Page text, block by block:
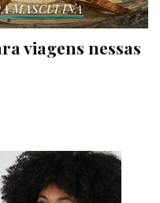
MASCULINA
viagens nessas